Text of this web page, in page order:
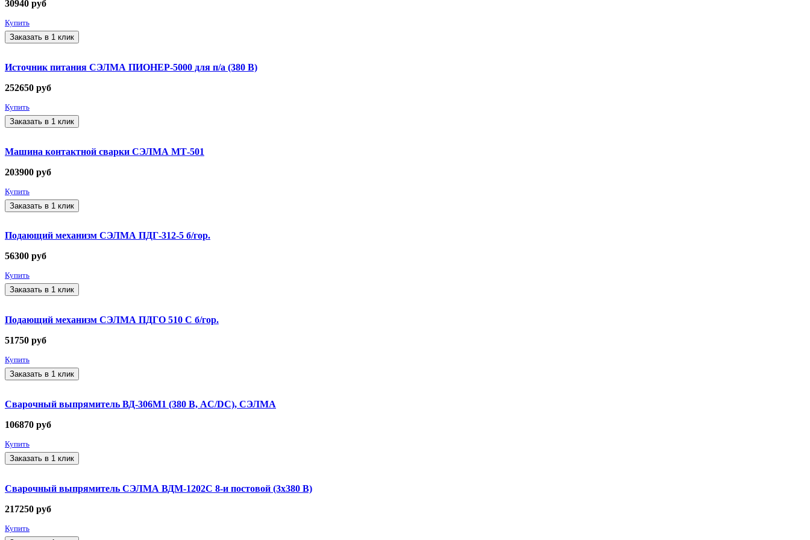
30940 руб
Купить
Заказать в 1 клик
Источник питания СЭЛМА ПИОНЕР-5000 для п/а (380 В)
252650 руб
Купить
Заказать в 1 клик
Машина контактной сварки СЭЛМА МТ-501
203900 руб
Купить
Заказать в 1 клик
Подающий механизм СЭЛМА ПДГ-312-5 б/гор.
56300 руб
Купить
Заказать в 1 клик
Подающий механизм СЭЛМА ПДГО 510 С б/гор.
51750 руб
Купить
Заказать в 1 клик
Сварочный выпрямитель ВД-306М1 (380 В, AC/DC), СЭЛМА
106870 руб
Купить
Заказать в 1 клик
Сварочный выпрямитель СЭЛМА ВДМ-1202С 8-и постовой (3х380 В)
217250 руб
Купить